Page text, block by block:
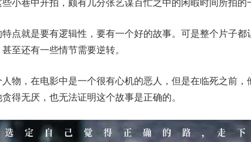
点就是要有逻辑性，要有一个好的故事。可是整个片子
至还有一些情节需要逆转。
物，在电影中是一个很有心机的恶人，但是在临死之前
得无厌，也无法证明这个故事是正确的。